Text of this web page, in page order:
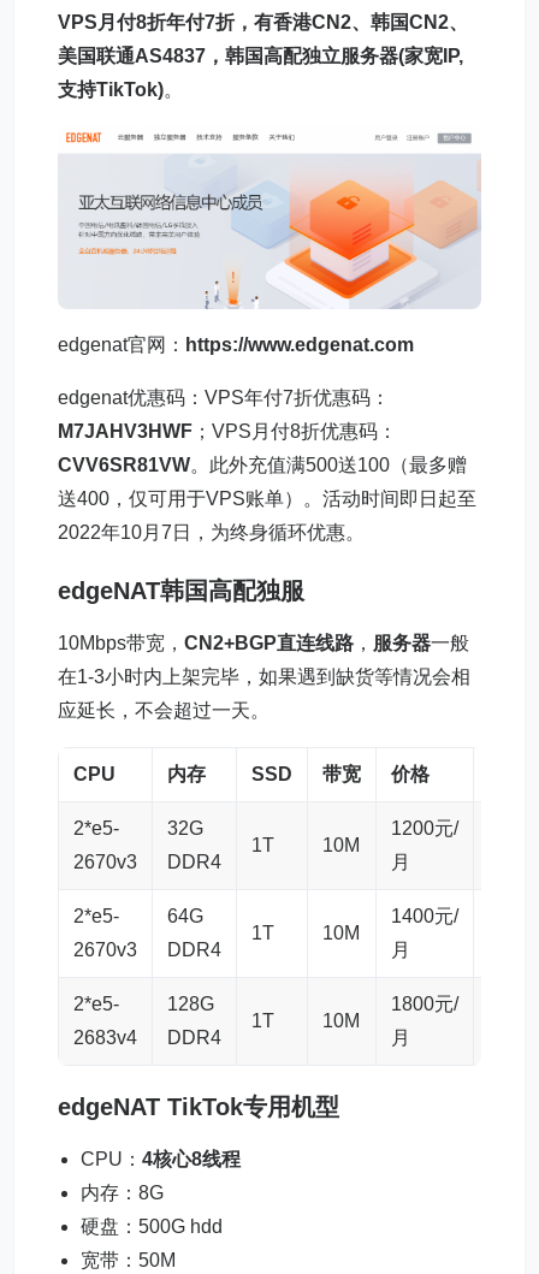
VPS月付8折年付7折，有香港CN2、韩国CN2、
美国联通AS4837，韩国高配独立服务器(家宽IP,
支持TikTok)。
edgenat官网： https://www.edgenat.com
edgenat优惠码：VPS年付7折优惠码：
M7JAHV3HWF ；VPS月付8折优惠码：
CVV6SR81VW。此外充值满500送100（最多赠
送400，仅可用于VPS账单）。活动时间即日起至
2022年10月7日，为终身循环优惠。
edgeNAT韩国高配独服
10Mbps带宽， CN2+BGP直连线路 ， 服务器一般
在1-3小时内上架完毕，如果遇到缺货等情况会相
应延长，不会超过一天。
CPU 内存 SSD 带宽 价格
2*e5-
2670v3
32G
DDR4
1T 10M
1200元/
月
2*e5-
2670v3
64G
DDR4
1T 10M
1400元/
月
2*e5-
2683v4
128G
DDR4
1T 10M
1800元/
月
edgeNAT TikTok专用机型
CPU：4核心8线程
内存：8G
硬盘：500G hdd
宽带：50M